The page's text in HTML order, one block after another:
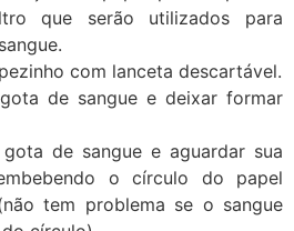
que serão utilizados para
com lanceta descartável.
de sangue e deixar formar
de sangue e aguardar sua
o círculo do papel
tem problema se o sangue